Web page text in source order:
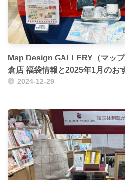
Map Design GALLERY（マッ
倉店 福袋情報と2025年1月のお
2024-12-29